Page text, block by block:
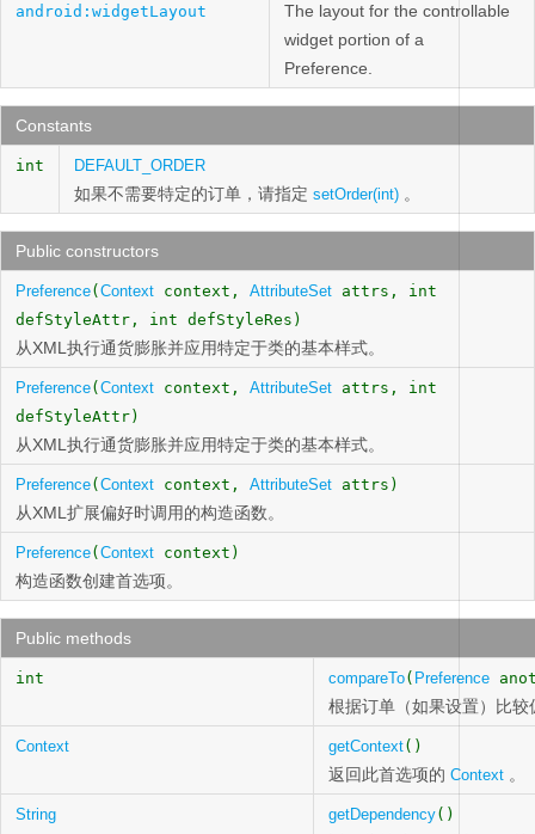
android:widgetLayout
The layout for the controllable
widget portion of a
Preference.
Constants
int DEFAULT_ORDER
如果不需要特定的订单，请指定 setOrder(int) 。
Public constructors
Preference( Context context, AttributeSet attrs, int
defStyleAttr, int defStyleRes)
从XML执行通货膨胀并应用特定于类的基本样式。
Preference( Context context, AttributeSet attrs, int
defStyleAttr)
从XML执行通货膨胀并应用特定于类的基本样式。
Preference( Context context, AttributeSet attrs)
从XML扩展偏好时调用的构造函数。
Preference( Context context)
构造函数创建首选项。
Public methods
int compareTo( Preference
根据订单（如果设置）比
Context getContext()
返回此首选项的 Context 。
String getDependency()